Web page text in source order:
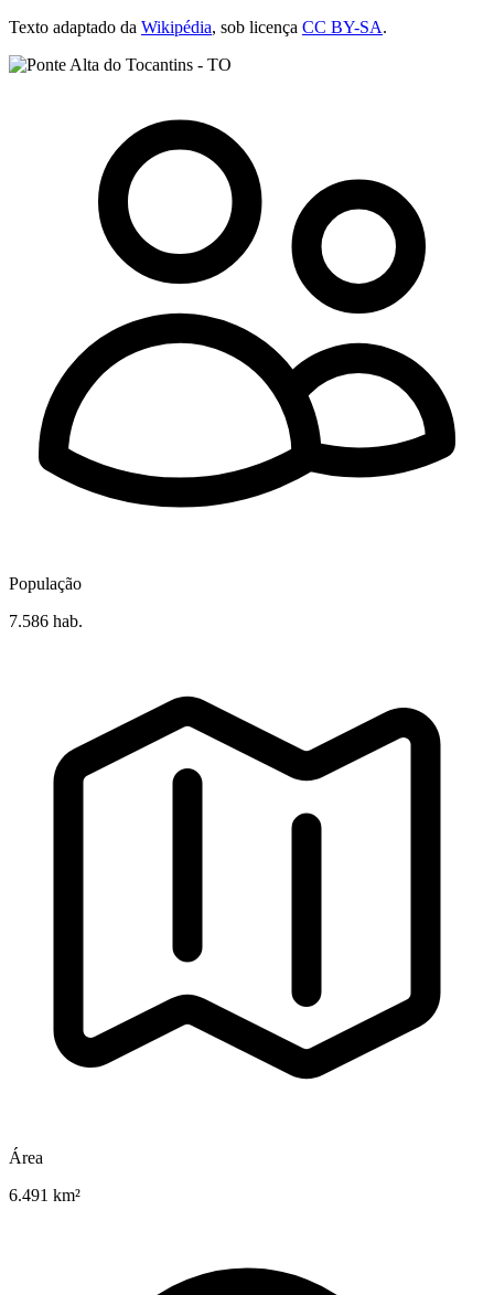
Texto adaptado da Wikipédia, sob licença CC BY-SA.
População
7.586 hab.
Área
6.491 km²